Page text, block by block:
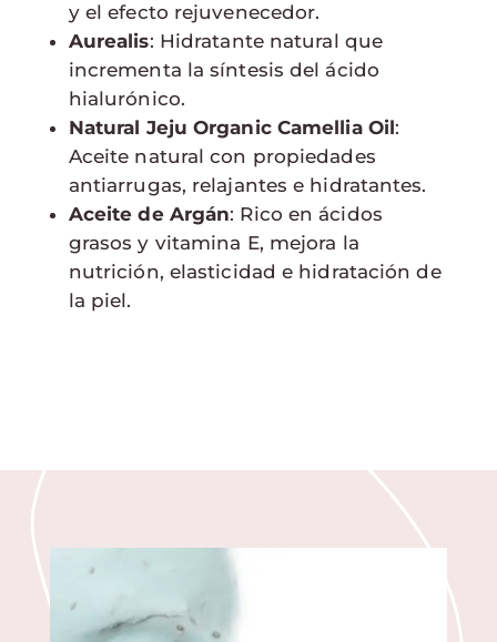
y el efecto rejuvenecedor.
Aurealis: Hidratante natural que
incrementa la síntesis del ácido
hialurónico.
Natural Jeju Organic Camellia Oil:
Aceite natural con propiedades
antiarrugas, relajantes e hidratantes.
Aceite de Argán: Rico en ácidos
grasos y vitamina E, mejora la
nutrición, elasticidad e hidratación de
la piel.